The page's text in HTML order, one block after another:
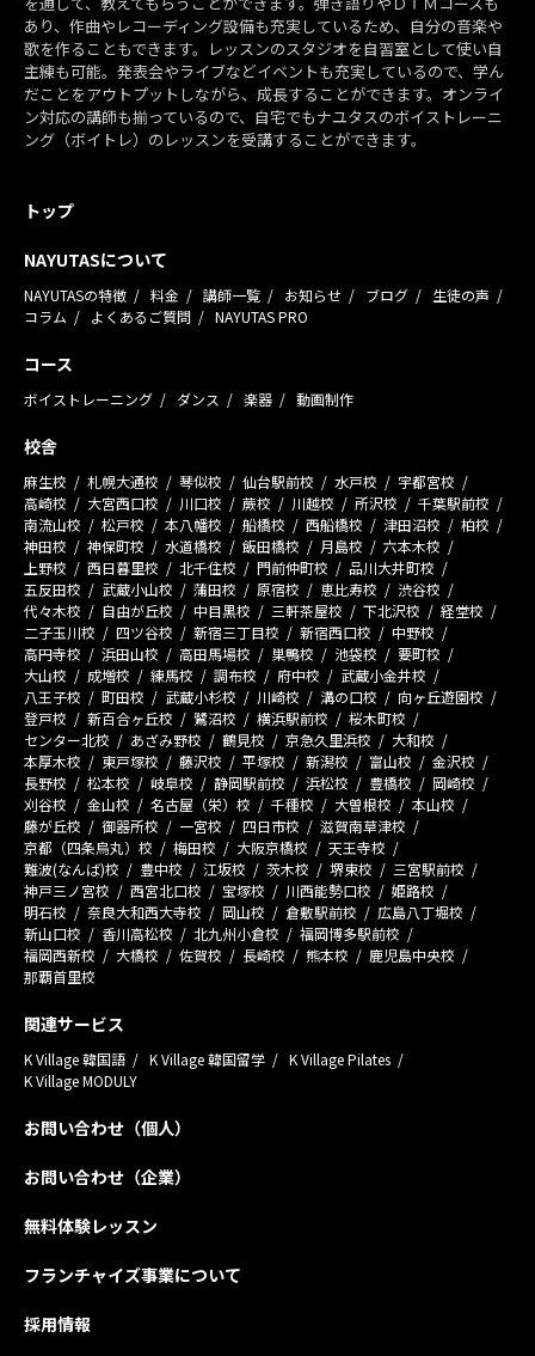
あり、作曲やレコーディング設備も充実しているため、自分の音楽や
歌を作ることもできます。レッスンのスタジオを自習室として使い自
主練も可能。発表会やライブなどイベントも充実しているので、学ん
だことをアウトプットしながら、成長することができます。オンライ
ン対応の講師も揃っているので、自宅でもナユタスのボイストレーニ
ング（ボイトレ）のレッスンを受講することができます。
トップ
NAYUTASについて
NAYUTASの特徴 料金 講師一覧 お知らせ ブログ
生徒の声
コラム
よくあるご質問 NAYUTAS PRO
コース
ボイストレーニング ダンス 楽器 動画制作
校舎
麻生校 札幌大通校 琴似校 仙台駅前校 水戸校
宇都宮校
高崎校
大宮西口校 川口校 蕨校 川越校 所沢校
千葉駅前校
南流山校
松戸校 本八幡校 船橋校 西船橋校 津田沼校
柏校
神田校
神保町校 水道橋校 飯田橋校 月島校
六本木校
上野校
西日暮里校 北千住校 門前仲町校
品川大井町校
五反田校
武蔵小山校 蒲田校 原宿校 恵比寿校
渋谷校
代々木校
自由が丘校 中目黒校 三軒茶屋校 下北沢校
経堂校
二子玉川校
四ツ谷校 新宿三丁目校 新宿西口校
中野校
高円寺校
浜田山校 高田馬場校 巣鴨校 池袋校
要町校
大山校
成増校 練馬校 調布校 府中校
武蔵小金井校
八王子校
町田校 武蔵小杉校 川崎校 溝の口校
向ヶ丘遊園校
登戸校
新百合ヶ丘校 鷺沼校 横浜駅前校
桜木町校
センター北校
あざみ野校 鶴見校 京急久里浜校
大和校
本厚木校
東戸塚校 藤沢校 平塚校 新潟校 富山校
金沢校
長野校
松本校 岐阜校 静岡駅前校 浜松校 豊橋校
岡崎校
刈谷校
金山校 名古屋（栄）校 千種校 大曽根校
本山校
藤が丘校
御器所校 一宮校 四日市校
滋賀南草津校
京都（四条烏丸）校
梅田校 大阪京橋校
天王寺校
難波(なんば)校
豊中校 江坂校 茨木校 堺東校
三宮駅前校
神戸三ノ宮校
西宮北口校 宝塚校 川西能勢口校
姫路校
明石校
奈良大和西大寺校 岡山校 倉敷駅前校
広島八丁堀校
新山口校
香川高松校 北九州小倉校
福岡博多駅前校
福岡西新校
大橋校 佐賀校 長崎校 熊本校
鹿児島中央校
那覇首里校
関連サービス
K Village 韓国語 K Village 韓国留学
K Village Pilates
K Village MODULY
お問い合わせ（個人）
お問い合わせ（企業）
無料体験レッスン
フランチャイズ事業について
採用情報